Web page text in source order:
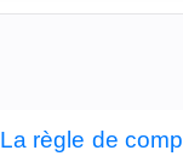
La règle de